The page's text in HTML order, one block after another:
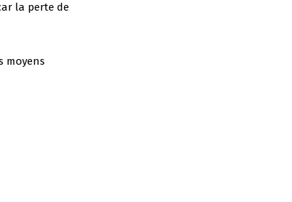
la perte de
moyens